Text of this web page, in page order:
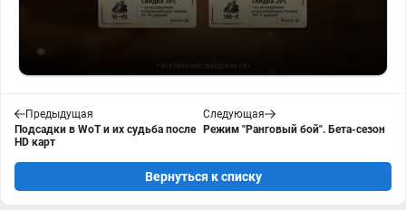
Предыдущая
Подсадки в WoT и их судьба после
HD карт
Следующая
Режим "Ранговый бой". Бета-сезон
Вернуться к списку